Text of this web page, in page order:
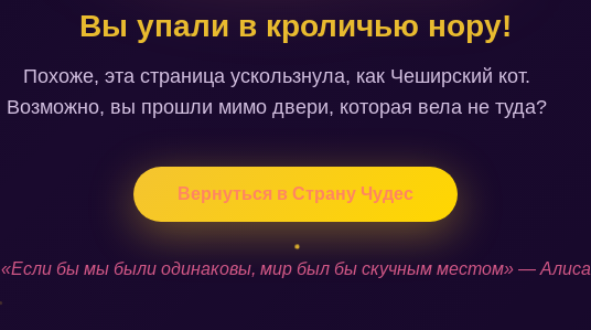
Вы упали в кроличью нору!
Похоже, эта страница ускользнула, как Чеширский кот.
Возможно, вы прошли мимо двери, которая вела не туда?
Вернуться в Страну Чудес
«Если бы мы были одинаковы, мир был бы скучным местом» — Алиса